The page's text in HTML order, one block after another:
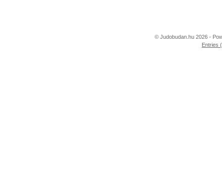
© Judobudan.hu 2026 -
Entries